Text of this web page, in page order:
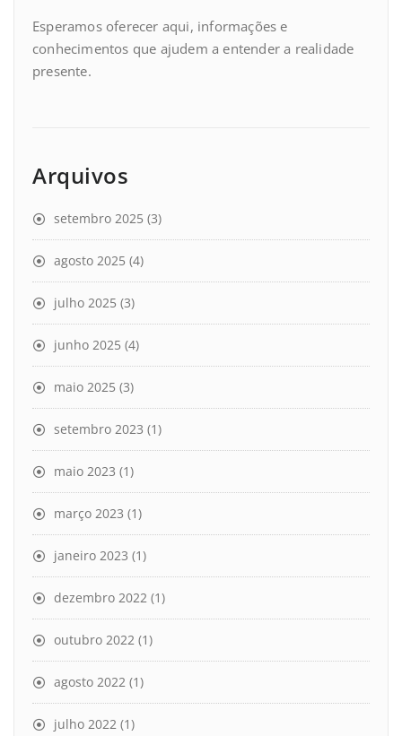
Esperamos oferecer aqui, informações e
conhecimentos que ajudem a entender a realidade
presente.
Arquivos
setembro 2025 (3)
agosto 2025 (4)
julho 2025 (3)
junho 2025 (4)
maio 2025 (3)
setembro 2023 (1)
maio 2023 (1)
março 2023 (1)
janeiro 2023 (1)
dezembro 2022 (1)
outubro 2022 (1)
agosto 2022 (1)
julho 2022 (1)